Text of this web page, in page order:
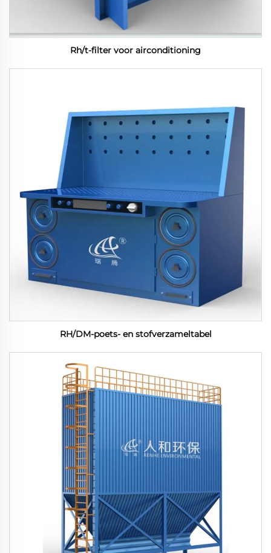
Rh/t-filter voor airconditioning
RH/DM-poets- en stofverzameltabel